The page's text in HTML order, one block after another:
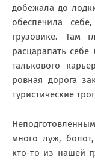
добежала до
обеспечила
грузовике. Там
расцарапать
талькового
ровная дорога
туристические
много луж,
кто-то из нашей